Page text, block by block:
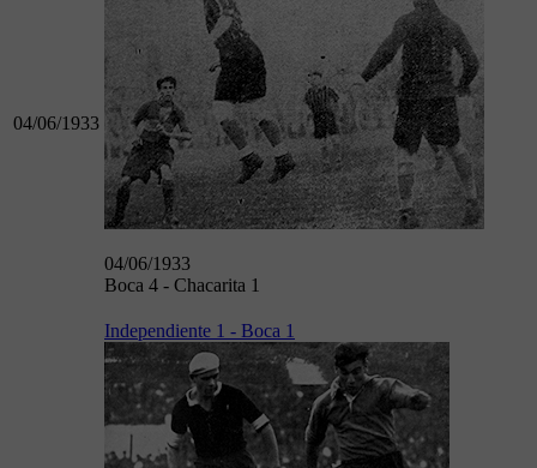
04/06/1933
04/06/1933
Boca 4 - Chacarita 1
Independiente 1 - Boca 1